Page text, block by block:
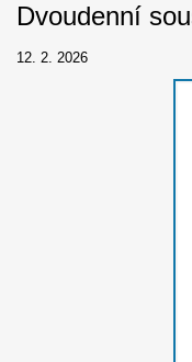
Dvoudenní
12. 2. 2026